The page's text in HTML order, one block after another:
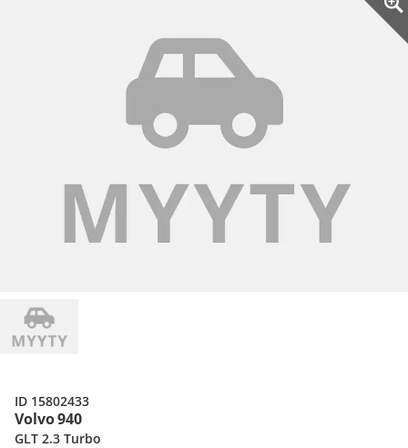
Volvo 940
GLT 2.3 Turbo
ID 15802433